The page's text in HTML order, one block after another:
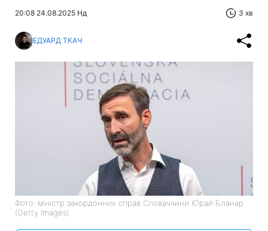
20:08 24.08.2025 Нд 3 хв
ЕДУАРД ТКАЧ
Фото: міністр закордонних справ Словаччини Юрай Бланар
(Getty Images)